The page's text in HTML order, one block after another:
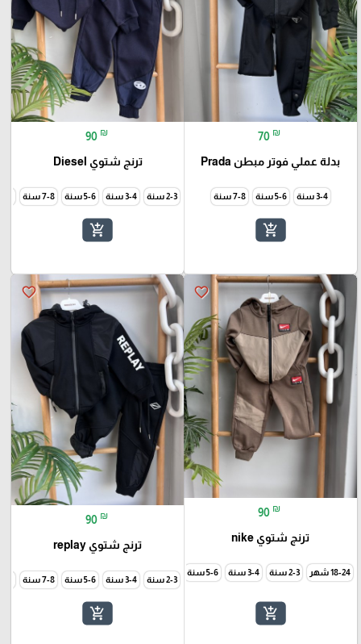
70 ₪
بدلة عملي فوتر مبطن Prada
3-4 سنة 5-6 سنة 7-8 سنة
add_shopping_cart
90 ₪
ترنج شتوي Diesel
2-3 سنة 3-4 سنة 5-6 سنة 7-8 سنة
add_shopping_cart
favorite_border
90 ₪
ترنج شتوي nike
18-24 شهر 2-3 سنة 3-4 سنة 5-6 سنة
add_shopping_cart
favorite_border
90 ₪
ترنج شتوي replay
2-3 سنة 3-4 سنة 5-6 سنة 7-8 سنة
add_shopping_cart